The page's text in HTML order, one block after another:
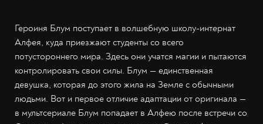
Героиня Блум поступает в волшебную школу-интернат
Алфея, куда приезжают студенты со всего
потустороннего мира. Здесь они учатся магии и пытаются
контролировать свои силы. Блум — единственная
девушка, которая до этого жила на Земле с обычными
людьми. Вот и первое отличие адаптации от оригинала —
в мультсериале Блум попадает в Алфею после встречи со